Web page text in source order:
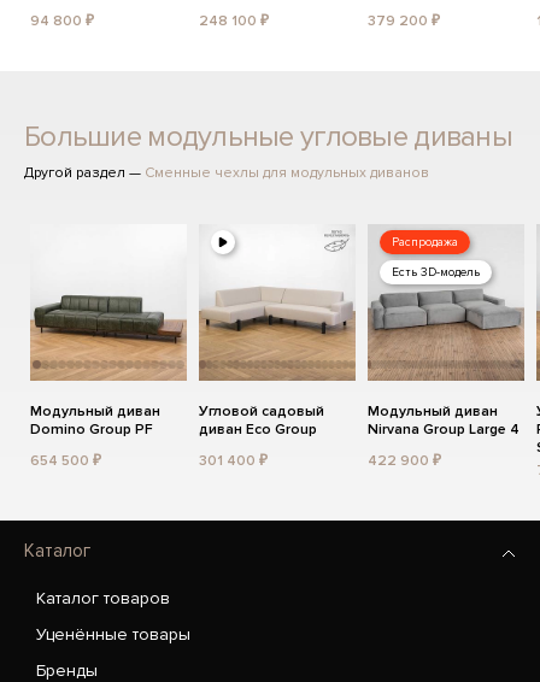
94 800 ₽
248 100 ₽
379 200 ₽
Большие модульные угловые диваны
Другой раздел — Сменные чехлы для модульных диванов
Модульный диван
Domino Group PF
654 500 ₽
Угловой садовый
диван Eco Group
301 400 ₽
Распродажа
Есть 3D-модель
Модульный диван
Nirvana Group Large 4
422 900 ₽
Каталог
Каталог товаров
Уценённые товары
Бренды